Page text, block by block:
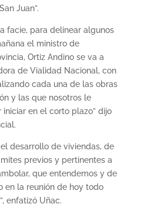
Juan”.
facie, para delinear algunos
el ministro de
Ortiz Andino se va a
de Vialidad Nacional, con
cada una de las obras
y las que nosotros le
en el corto plazo” dijo
desarrollo de viviendas, de
previos y pertinentes a
que entendemos y de
en la reunión de hoy todo
enfatizó Uñac.